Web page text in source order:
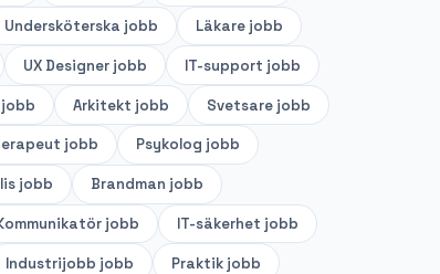
Undersköterska jobb Läkare jobb
UX Designer jobb IT-support jobb
jobb Arkitekt jobb Svetsare jobb
jobb Psykolog jobb
jobb Brandman jobb
jobb IT-säkerhet jobb
Industrijobb jobb Praktik jobb